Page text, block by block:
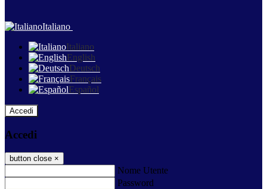
Italiano
Italiano
English
Deutsch
Français
Español
Accedi
Accedi
button close ×
Nome Utente
Password